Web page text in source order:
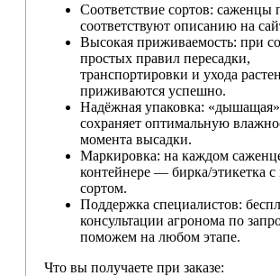
Соответствие сортов: саженцы
соответствуют описанию на
Высокая приживаемость: при
простых правил пересадки,
транспортировки и ухода
приживаются успешно.
Надёжная упаковка: «дышащая»
сохраняет оптимальную
момента высадки.
Маркировка: на каждом
контейнере — бирка/этикетка
сортом.
Поддержка специалистов:
консультации агронома по
поможем на любом этапе.
Что вы получаете при заказе: